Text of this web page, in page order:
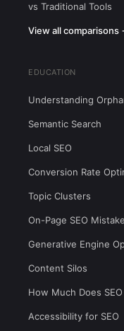
vs Traditional Tools
View all comparisons
EDUCATION
Understanding
Semantic Search
Local SEO
Conversion Rate
Topic Clusters
On-Page SEO
Generative Engine
Content Silos
How Much Does
Accessibility for SEO